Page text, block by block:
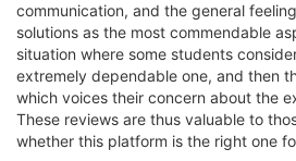
communication, and the general
solutions as the most commendable
situation where some students
extremely dependable one, and then
which voices their concern about the
These reviews are thus valuable to
whether this platform is the right one